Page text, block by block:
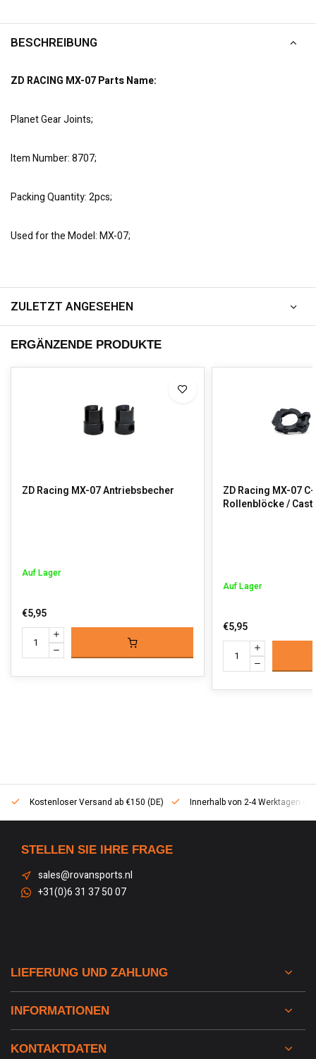
BESCHREIBUNG
ZD RACING MX-07 Parts Name:
Planet Gear Joints;
Item Number: 8707;
Packing Quantity: 2pcs;
Used for the Model: MX-07;
ZULETZT ANGESEHEN
ERGÄNZENDE PRODUKTE
ZD Racing MX-07 Antriebsbecher
Auf Lager
€5,95
ZD Racing MX-07
Rollenblöcke /
Auf Lager
€5,95
Kostenloser Versand ab €150 (DE) Innerhalb von 2-4 Werktagen
STELLEN SIE IHRE FRAGE
sales@rovansports.nl
+31(0)6 31 37 50 07
LIEFERUNG UND ZAHLUNG
INFORMATIONEN
KONTAKTDATEN